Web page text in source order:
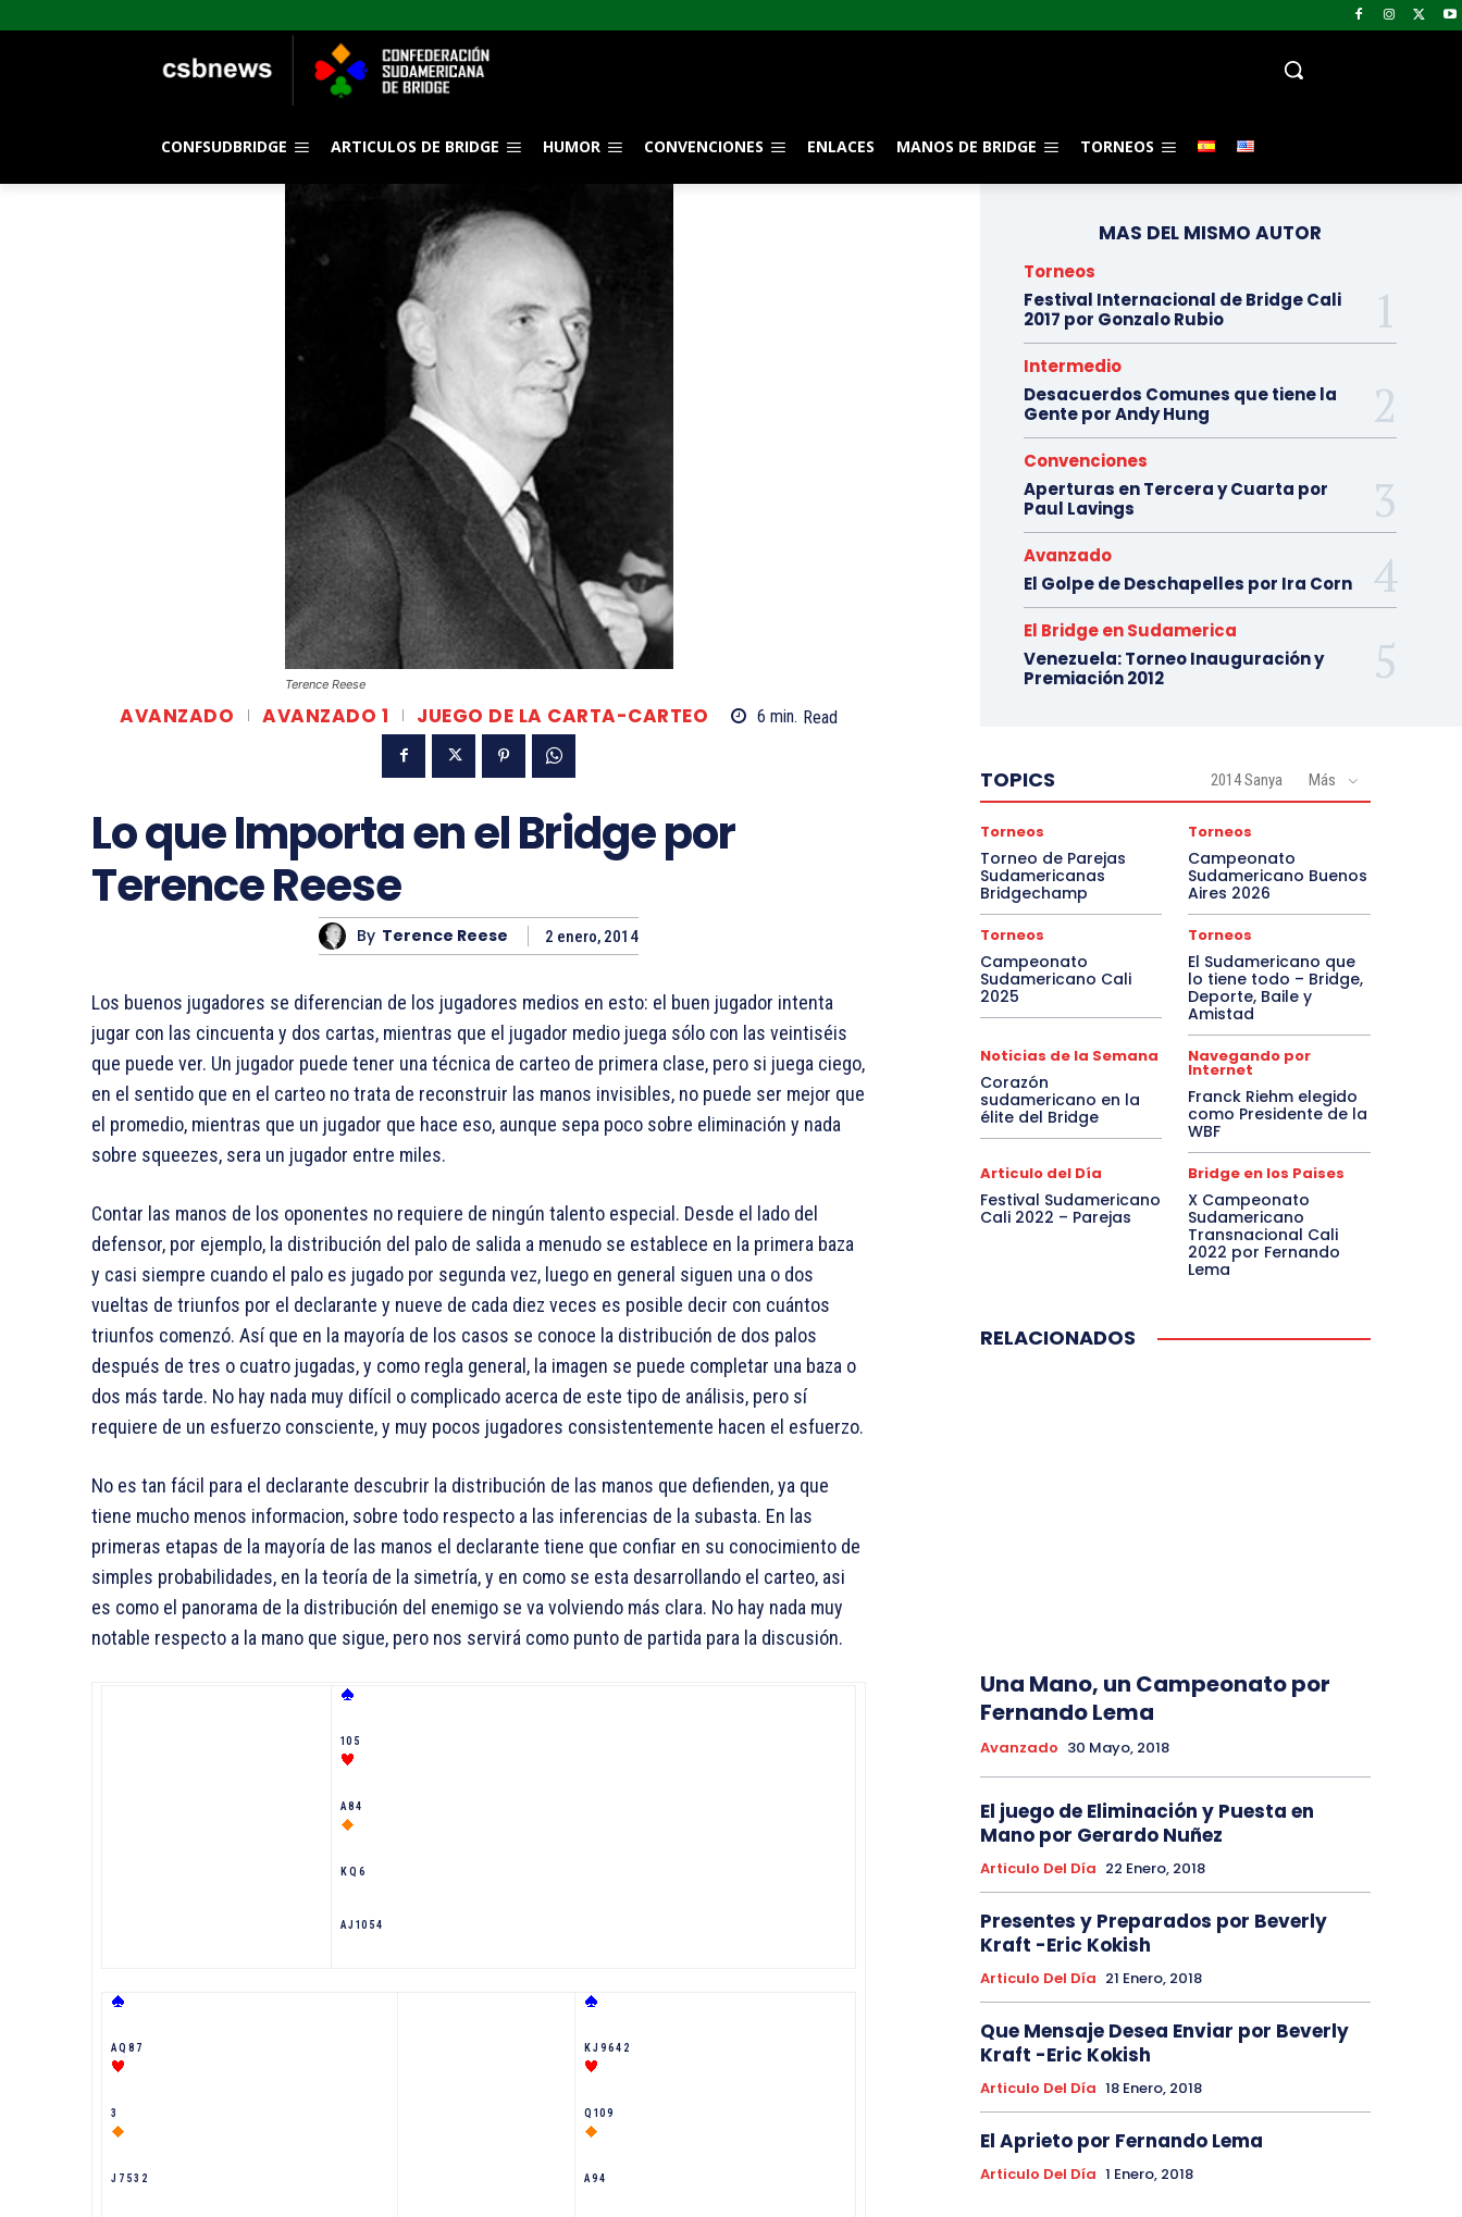
CONFSUDBRIDGE ARTICULOS DE BRIDGE HUMOR CONVENCIONES ENLACES MANOS DE BRIDGE TORNEOS
Terence Reese
AVANZADO AVANZADO 1 JUEGO DE LA CARTA-CARTEO 6 min. Read
Lo que Importa en el Bridge por
Terence Reese
By Terence Reese 2 enero, 2014
Los buenos jugadores se diferencian de los jugadores medios en esto: el buen jugador intenta
jugar con las cincuenta y dos cartas, mientras que el jugador medio juega sólo con las veintiséis
que puede ver. Un jugador puede tener una técnica de carteo de primera clase, pero si juega ciego,
en el sentido que en el carteo no trata de reconstruir las manos invisibles, no puede ser mejor que
el promedio, mientras que un jugador que hace eso, aunque sepa poco sobre eliminación y nada
sobre squeezes, sera un jugador entre miles.
Contar las manos de los oponentes no requiere de ningún talento especial. Desde el lado del
defensor, por ejemplo, la distribución del palo de salida a menudo se establece en la primera baza
y casi siempre cuando el palo es jugado por segunda vez, luego en general siguen una o dos
vueltas de triunfos por el declarante y nueve de cada diez veces es posible decir con cuántos
triunfos comenzó. Así que en la mayoría de los casos se conoce la distribución de dos palos
después de tres o cuatro jugadas, y como regla general, la imagen se puede completar una baza o
dos más tarde. No hay nada muy difícil o complicado acerca de este tipo de análisis, pero sí
requiere de un esfuerzo consciente, y muy pocos jugadores consistentemente hacen el esfuerzo.
No es tan fácil para el declarante descubrir la distribución de las manos que defienden, ya que
tiene mucho menos informacion, sobre todo respecto a las inferencias de la subasta. En las
primeras etapas de la mayoría de las manos el declarante tiene que confiar en su conocimiento de
simples probabilidades, en la teoría de la simetría, y en como se esta desarrollando el carteo, asi
es como el panorama de la distribución del enemigo se va volviendo más clara. No hay nada muy
notable respecto a la mano que sigue, pero nos servirá como punto de partida para la discusión.
10 5
A 8 4
K Q 6
A J 10 5 4
A Q 8 7
3
J 7 5 3 2
K J 9 6 4 2
Q 10 9
A 9 4
MAS DEL MISMO AUTOR
Torneos
Festival Internacional de Bridge Cali
2017 por Gonzalo Rubio
Intermedio
Desacuerdos Comunes que tiene la
Gente por Andy Hung
Convenciones
Aperturas en Tercera y Cuarta por
Paul Lavings
Avanzado
El Golpe de Deschapelles por Ira Corn
El Bridge en Sudamerica
Venezuela: Torneo Inauguración y
Premiación 2012
TOPICS 2014 Sanya Más
Torneos
Torneo de Parejas
Sudamericanas
Bridgechamp
Torneos
Campeonato
Sudamericano Buenos
Aires 2026
Torneos
Campeonato
Sudamericano Cali
2025
Torneos
El Sudamericano que
lo tiene todo – Bridge,
Deporte, Baile y
Amistad
Noticias de la Semana
Corazón
sudamericano en la
élite del Bridge
Navegando por
Internet
Franck Riehm elegido
como Presidente de la
WBF
Articulo del Día
Festival Sudamericano
Cali 2022 – Parejas
Bridge en los Paises
X Campeonato
Sudamericano
Transnacional Cali
2022 por Fernando
Lema
RELACIONADOS
Una Mano, un Campeonato por
Fernando Lema
Avanzado 30 Mayo, 2018
El juego de Eliminación y Puesta en
Mano por Gerardo Nuñez
Articulo Del Día 22 Enero, 2018
Presentes y Preparados por Beverly
Kraft -Eric Kokish
Articulo Del Día 21 Enero, 2018
Que Mensaje Desea Enviar por Beverly
Kraft -Eric Kokish
Articulo Del Día 18 Enero, 2018
El Aprieto por Fernando Lema
Articulo Del Día 1 Enero, 2018